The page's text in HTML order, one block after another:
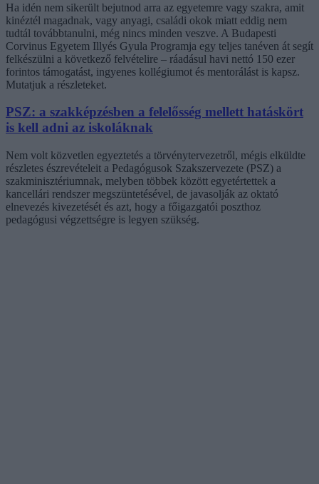
Ha idén nem sikerült bejutnod arra az egyetemre vagy szakra, amit
kinéztél magadnak, vagy anyagi, családi okok miatt eddig nem
tudtál továbbtanulni, még nincs minden veszve. A Budapesti
Corvinus Egyetem Illyés Gyula Programja egy teljes tanéven át segít
felkészülni a következő felvételire – ráadásul havi nettó 150 ezer
forintos támogatást, ingyenes kollégiumot és mentorálást is kapsz.
Mutatjuk a részleteket.
PSZ: a szakképzésben a felelősség mellett hatáskört
is kell adni az iskoláknak
Nem volt közvetlen egyeztetés a törvénytervezetről, mégis elküldte
részletes észrevételeit a Pedagógusok Szakszervezete (PSZ) a
szakminisztériumnak, melyben többek között egyetértettek a
kancellári rendszer megszüntetésével, de javasolják az oktató
elnevezés kivezetését és azt, hogy a főigazgatói poszthoz
pedagógusi végzettségre is legyen szükség.